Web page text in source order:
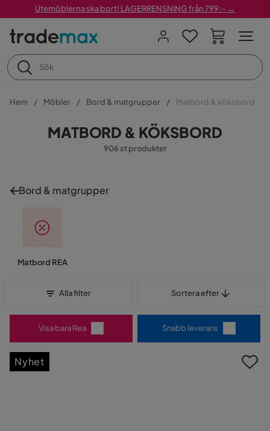
Utemöblerna ska bort! LAGERRENSNING från 799:– →
Hem Möbler Bord & matgrupper Matbord & köksbord
MATBORD & KÖKSBORD
906 st produkter
Bord & matgrupper
Matbord REA
Alla filter Sortera efter
Visa bara Rea Snabb leverans
Nyhet